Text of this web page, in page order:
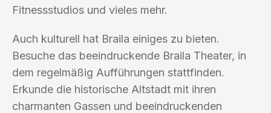
Fitnessstudios und vieles mehr.
Auch kulturell hat Braila einiges zu bieten.
Besuche das beeindruckende Braila Theater, in
dem regelmäßig Aufführungen stattfinden.
Erkunde die historische Altstadt mit ihren
charmanten Gassen und beeindruckenden